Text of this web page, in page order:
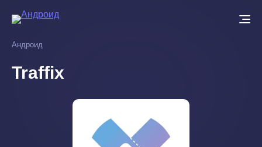
основному
Андроид
Traffix